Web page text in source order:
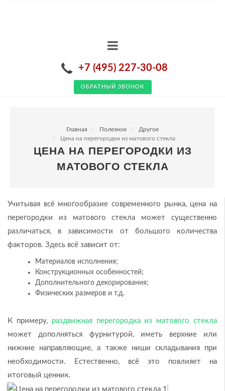
+7 (495) 227-30-08
ОБРАТНЫЙ ЗВОНОК
Главная Полезное
Другое
Цена на перегородки из матового стекла
ЦЕНА НА ПЕРЕГОРОДКИ ИЗ
МАТОВОГО СТЕКЛА
Учитывая всё многообразие современного рынка, цена на
перегородки из матового стекла может существенно
различаться, в зависимости от большого количества
факторов. Здесь всё зависит от:
Материалов исполнения;
Конструкционных особенностей;
Дополнительного декорирования;
Физических размеров и т.д.
К примеру, раздвижная перегородка из матового стекла
может дополняться фурнитурой, иметь верхние или
нижние направляющие, а также ниши складывания при
необходимости. Естественно, всё это повлияет на
итоговый ценник.